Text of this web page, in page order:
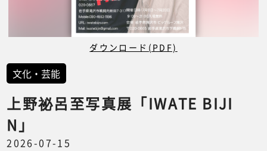
ダウンロード(PDF)
文化・芸能
上野祕呂至写真展「IWATE BIJI
N」
2026-07-15